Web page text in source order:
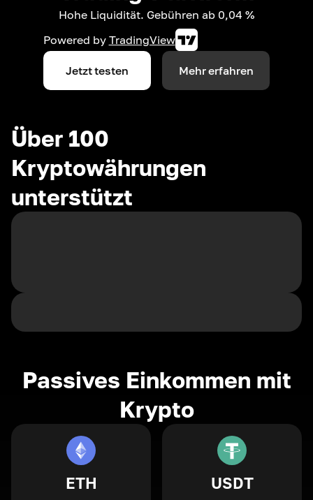
Hohe Liquidität. Gebühren ab 0,04 %
Powered by TradingView
Jetzt testen Mehr erfahren
Über 100
Kryptowährungen
unterstützt
Passives Einkommen mit
Krypto
ETH USDT